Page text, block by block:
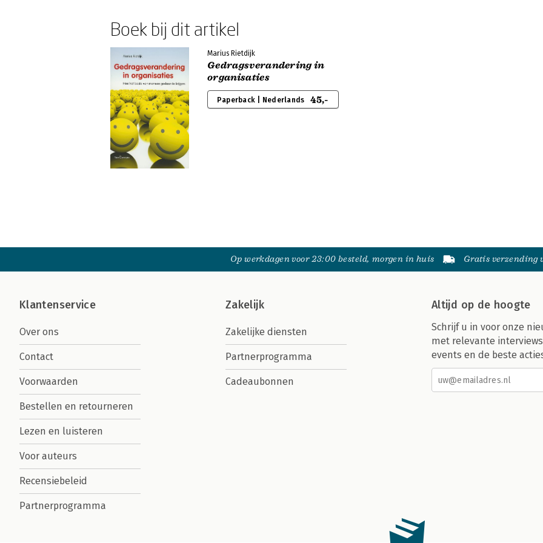
Boek bij dit artikel
Marius Rietdijk
Gedragsverandering in
organisaties
Paperback | Nederlands 45,-
Op werkdagen voor 23:00 besteld, morgen in huis Gratis verzending
Klantenservice
Over ons
Contact
Voorwaarden
Bestellen en retourneren
Lezen en luisteren
Voor auteurs
Recensiebeleid
Partnerprogramma
Zakelijk
Zakelijke diensten
Partnerprogramma
Cadeaubonnen
Altijd op de hoogte
Schrijf u in voor onze
met relevante
events en de beste